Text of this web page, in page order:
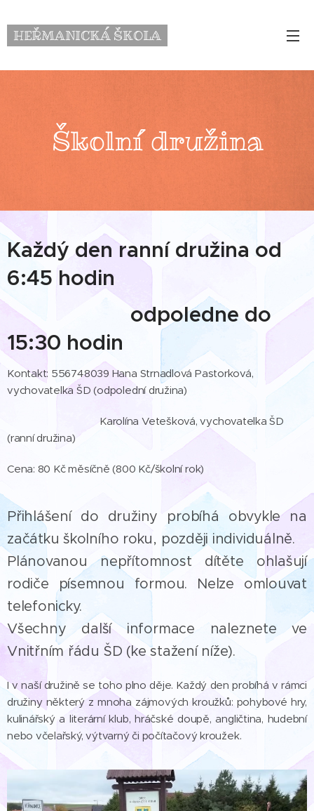
HEŘMANICKÁ ŠKOLA
Školní družina
Každý den ranní družina od
6:45 hodin
odpoledne do
15:30 hodin
Kontakt: 556748039 Hana Strnadlová Pastorková,
vychovatelka ŠD (odpolední družina)
Karolína Vetešková, vychovatelka ŠD
(ranní družina)
Cena: 80 Kč měsíčně (800 Kč/školní rok)
Přihlášení do družiny probíhá obvykle na
začátku školního roku, později individuálně.
Plánovanou nepřítomnost dítěte ohlašují
rodiče písemnou formou. Nelze omlouvat
telefonicky.
Všechny další informace naleznete ve
Vnitřním řádu ŠD (ke stažení níže).
I v naší družině se toho plno děje. Každý den probíhá v rámci
družiny některý z mnoha zájmových kroužků: pohybové hry,
kulinářský a literární klub, hráčské doupě, angličtina, hudební
nebo včelařský, výtvarný či počítačový kroužek.